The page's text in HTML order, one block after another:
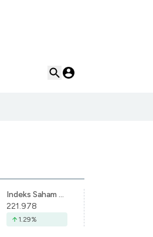
Indeks Saham Syariah Indonesia
221.978
1.29%